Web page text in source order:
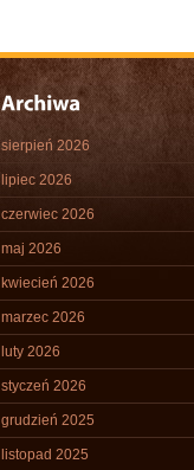
sierpień 2026
lipiec 2026
czerwiec 2026
maj 2026
kwiecień 2026
marzec 2026
luty 2026
styczeń 2026
grudzień 2025
listopad 2025